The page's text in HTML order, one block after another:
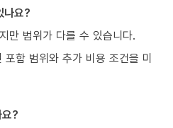
나요?
만 범위가 다를 수 있습니다.
함 범위와 추가 비용 조건을 미
?